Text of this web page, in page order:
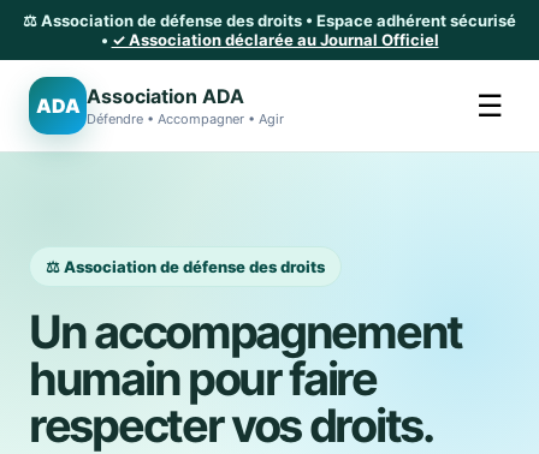
⚖️ Association de défense des droits • Espace adhérent sécurisé
• ✓ Association déclarée au Journal Officiel
ADA Association ADA
Défendre • Accompagner • Agir ☰
⚖️ Association de défense des droits
Un accompagnement
humain pour faire
respecter vos droits.